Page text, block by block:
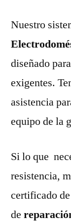
Nuestro
diseñado
exigentes.
asistencia
equipo de la
Si lo que
resistencia,
certificado
de